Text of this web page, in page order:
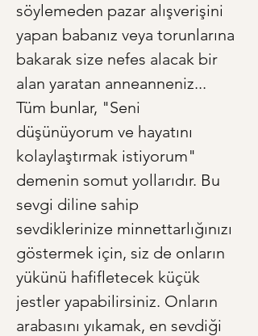
söylemeden pazar alışverişini
yapan babanız veya torunlarına
bakarak size nefes alacak bir
alan yaratan anneanneniz...
Tüm bunlar, "Seni
düşünüyorum ve hayatını
kolaylaştırmak istiyorum"
demenin somut yollarıdır. Bu
sevgi diline sahip
sevdiklerinize minnettarlığınızı
göstermek için, siz de onların
yükünü hafifletecek küçük
jestler yapabilirsiniz. Onların
arabasını yıkamak, en sevdiği